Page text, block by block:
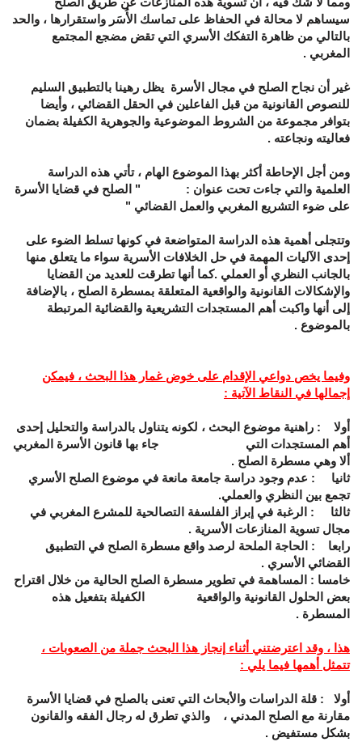
سيساهم لا محالة في الحفاظ على تماسك الأُسَر واستقرارها ، والحد
بالتالي من ظاهرة التفكك الأسري التي تقض مضجع المجتمع
المغربي .
غير أن نجاح الصلح في مجال الأسرة يظل رهينا بالتطبيق السليم
للنصوص القانونية من قبل الفاعلين في الحقل القضائي ، وأيضا
بتوافر مجموعة من الشروط الموضوعية والجوهرية الكفيلة بضمان
فعاليته ونجاعته .
ومن أجل الإحاطة أكثر بهذا الموضوع الهام ، تأتي هذه الدراسة
العلمية والتي جاءت تحت عنوان : " الصلح في قضايا الأسرة
على ضوء التشريع المغربي والعمل القضائي "
وتتجلى أهمية هذه الدراسة المتواضعة في كونها تسلط الضوء على
إحدى الآليات المهمة في حل الخلافات الأسرية سواء ما يتعلق منها
بالجانب النظري أو العملي .كما أنها تطرقت للعديد من القضايا
والإشكالات القانونية والواقعية المتعلقة بمسطرة الصلح ، بالإضافة
إلى أنها واكبت أهم المستجدات التشريعية والقضائية المرتبطة
بالموضوع .
وفيما يخص دواعي الإقدام على خوض غمار هذا البحث ، فيمكن
إجمالها في النقاط الآتية :
أولا : راهنية موضوع البحث ، لكونه يتناول بالدراسة والتحليل إحدى
أهم المستجدات التي جاء بها قانون الأسرة المغربي
ألا وهي مسطرة الصلح .
ثانيا
: عدم وجود دراسة جامعة مانعة في موضوع الصلح الأسري
تجمع بين النظري والعملي.
ثالثا
: الرغبة في إبراز الفلسفة التصالحية للمشرع المغربي في
مجال تسوية المنازعات الأسرية .
رابعا
: الحاجة الملحة لرصد واقع مسطرة الصلح في التطبيق
القضائي الأسري .
خامسا : المساهمة في تطوير مسطرة الصلح الحالية من خلال اقتراح
بعض الحلول القانونية والواقعية الكفيلة بتفعيل هذه
المسطرة .
هذا ، وقد اعترضتني أثناء إنجاز هذا البحث جملة من الصعوبات ،
تتمثل أهمها فيما يلي :
أولا
: قلة الدراسات والأبحاث التي تعنى بالصلح في قضايا الأسرة
مقارنة مع الصلح المدني ، والذي تطرق له رجال الفقه والقانون
بشكل مستفيض .